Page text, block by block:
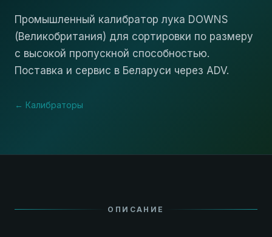
Промышленный калибратор лука DOWNS
(Великобритания) для сортировки по размеру
с высокой пропускной способностью.
Поставка и сервис в Беларуси через ADV.
← Калибраторы
ОПИСАНИЕ